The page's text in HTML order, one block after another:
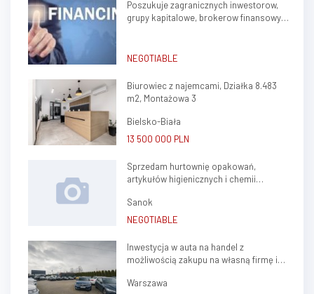
Poszukuje zagranicznych inwestorow,
grupy kapitalowe, brokerow finansowych
NEGOTIABLE
Biurowiec z najemcami, Działka 8.483
m2, Montażowa 3
Bielsko-Biała
13 500 000 PLN
Sprzedam hurtownię opakowań,
artykułów higienicznych i chemii
Sanok
NEGOTIABLE
Inwestycja w auta na handel z
możliwością zakupu na własną firmę i
Warszawa